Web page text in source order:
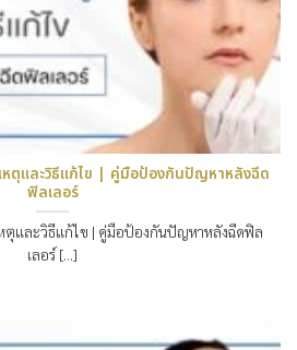
หตุและวิธีแก้ไข | คู่มือป้องกันปัญหาหลังฉีด
ฟิลเลอร์
ตุและวิธีแก้ไข | คู่มือป้องกันปัญหาหลังฉีดฟิล
เลอร์ [...]